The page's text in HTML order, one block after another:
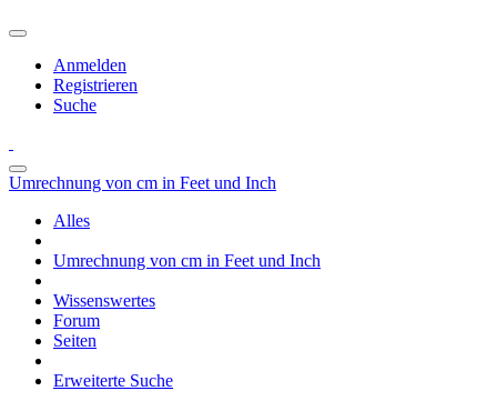
Anmelden
Registrieren
Suche
Umrechnung von cm in Feet und Inch
Alles
Umrechnung von cm in Feet und Inch
Wissenswertes
Forum
Seiten
Erweiterte Suche